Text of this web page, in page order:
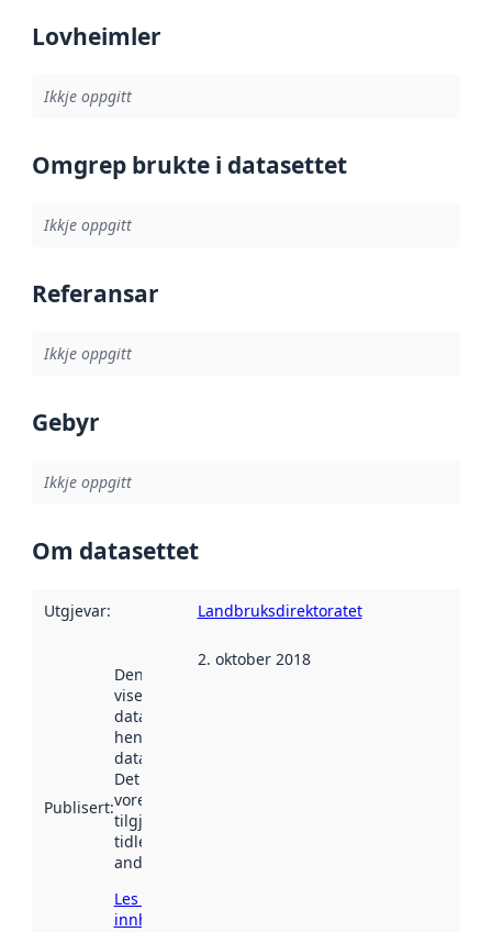
Lovheimler
Ikkje oppgitt
Omgrep brukte i datasettet
Ikkje oppgitt
Referansar
Ikkje oppgitt
Gebyr
Ikkje oppgitt
Om datasettet
Utgjevar: Landbruksdirektoratet
Publisert:
Denne datoen
viser når
datasettet vart
henta inn av
data.norge.no.
Det kan ha
vore
tilgjengeleg
tidlegare
andre stader.
Les meir om
innhenting
2. oktober 2018